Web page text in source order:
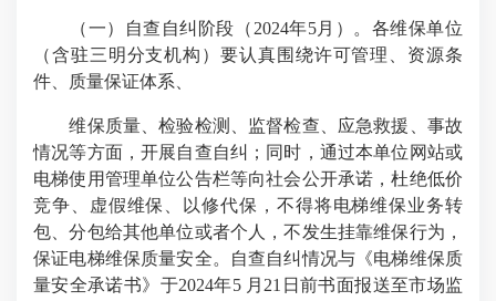
（一）自查自纠阶段（2024年5月）。各维保单位
（含驻三明分支机构）要认真围绕许可管理、资源条
件、质量保证体系、
维保质量、检验检测、监督检查、应急救援、事故
情况等方面，开展自查自纠；同时，通过本单位网站或
电梯使用管理单位公告栏等向社会公开承诺，杜绝低价
竞争、虚假维保、以修代保，不得将电梯维保业务转
包、分包给其他单位或者个人，不发生挂靠维保行为，
保证电梯维保质量安全。自查自纠情况与《电梯维保质
量安全承诺书》于2024年5 月21日前书面报送至市场监